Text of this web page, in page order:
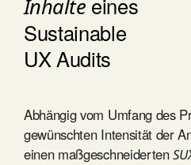
Inhalte
Sustainable
UX Audits
Abhängig vom Umfang des
gewünschten Intensität der
einen maßgeschneiderten